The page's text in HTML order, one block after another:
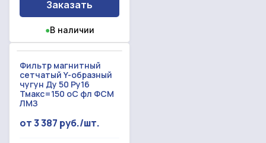
Заказать
●В наличии
Фильтр магнитный
сетчатый Y-образный
чугун Ду 50 Ру16
Тмакс=150 oC фл ФСМ
ЛМЗ
от 3 387 руб./шт.